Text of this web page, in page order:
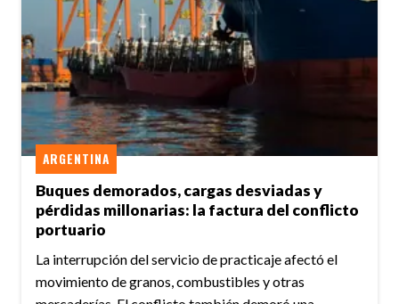
Buques demorados, cargas desviadas y
pérdidas millonarias: la factura del conflicto
portuario
ARGENTINA
La interrupción del servicio de practicaje afectó el
movimiento de granos, combustibles y otras